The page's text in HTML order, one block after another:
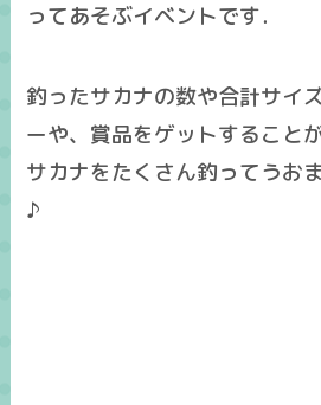
ってあそぶイベントです．
釣ったサカナの数や合計サイ
ーや、賞品をゲットすること
サカナをたくさん釣ってうお
♪